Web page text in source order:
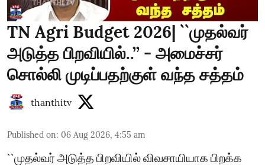
TN Agri Budget 2026| ``முதல்வர்
அடுத்த பிறவியில்..’’ - அமைச்சர்
சொல்லி முடிப்பதற்குள் வந்த சத்தம்
thanthitv
Published on: 06 Aug 2026, 4:55 am
``முதல்வர் அடுத்த பிறவியில் விவசாயியாக பிறக்க